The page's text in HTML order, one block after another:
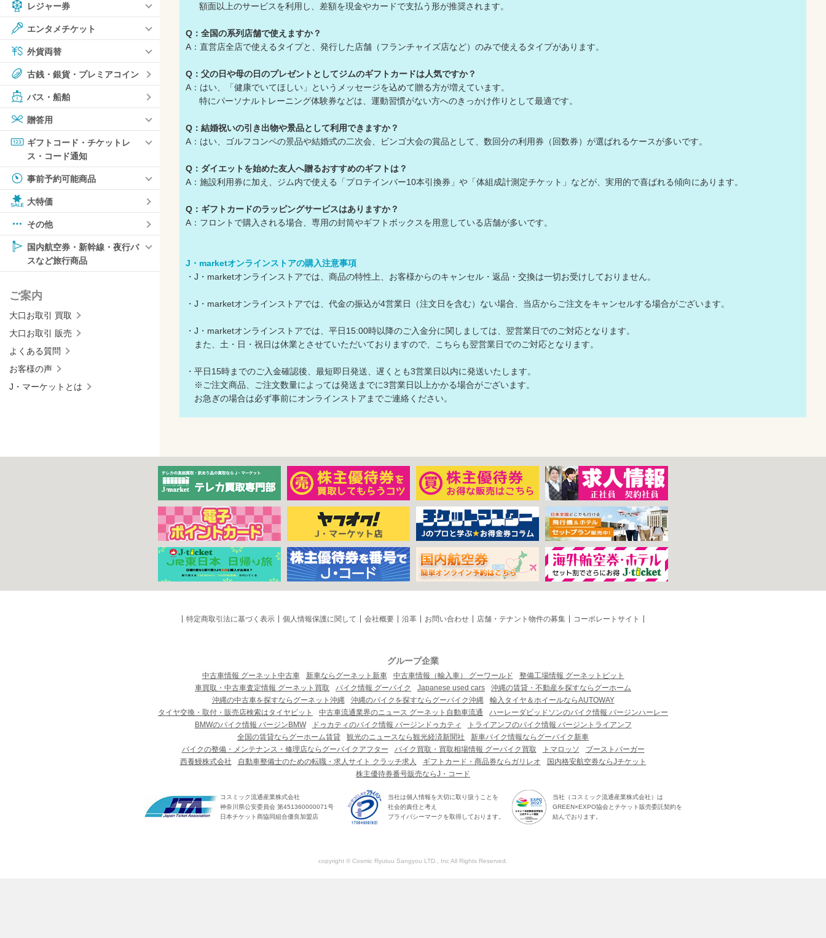
レジャー券
エンタメチケット
外貨両替
古銭・銀貨・プレミアコイン
バス・船舶
贈答用
ギフトコード・チケットレ
ス・コード通知
事前予約可能商品
大特価
その他
国内航空券・新幹線・夜行バ
スなど旅行商品
ご案内
大口お取引 買取
大口お取引 販売
よくある質問
お客様の声
J・マーケットとは
額面以上のサービスを利用し、差額を現金やカードで支払う形が推奨されます。
Q：全国の系列店舗で使えますか？
A：直営店全店で使えるタイプと、発行した店舗（フランチャイズ店など）のみで使えるタイプがあります。
Q：父の日や母の日のプレゼントとしてジムのギフトカードは人気ですか？
A：はい、「健康でいてほしい」というメッセージを込めて贈る方が増えています。
特にパーソナルトレーニング体験券などは、運動習慣がない方へのきっかけ作りとして最適です。
Q：結婚祝いの引き出物や景品として利用できますか？
A：はい、ゴルフコンペの景品や結婚式の二次会、ビンゴ大会の賞品として、数回分の利用券（回数券）が選ばれるケースが多いです。
Q：ダイエットを始めた友人へ贈るおすすめのギフトは？
A：施設利用券に加え、ジム内で使える「プロテインバー10本引換券」や「体組成計測定チケット」などが、実用的で喜ばれる傾向にあります。
Q：ギフトカードのラッピングサービスはありますか？
A：フロントで購入される場合、専用の封筒やギフトボックスを用意している店舗が多いです。
J・marketオンラインストアの購入注意事項
・J・marketオンラインストアでは、商品の特性上、お客様からのキャンセル・返品・交換は一切お受けしておりません。
・J・marketオンラインストアでは、代金の振込が4営業日（注文日を含む）ない場合、当店からご注文をキャンセルする場合がございます。
・J・marketオンラインストアでは、平日15:00時以降のご入金分に関しましては、翌営業日でのご対応となります。
また、土・日・祝日は休業とさせていただいておりますので、こちらも翌営業日でのご対応となります。
・平日15時までのご入金確認後、最短即日発送、遅くとも3営業日以内に発送いたします。
※ご注文商品、ご注文数量によっては発送までに3営業日以上かかる場合がございます。
お急ぎの場合は必ず事前にオンラインストアまでご連絡ください。
特定商取引法に基づく表示 個人情報保護に関して 会社概要 沿革 お問い合わせ 店舗・テナント物件の募集 コーポレートサイト
グループ企業
中古車情報 グーネット中古車 新車ならグーネット新車 中古車情報（輸入車） グーワールド
整備工場情報 グーネットピット
車買取・中古車査定情報 グーネット買取
バイク情報 グーバイク Japanese used cars
沖縄の賃貸・不動産を探すならグーホーム
沖縄の中古車を探すならグーネット沖縄
沖縄のバイクを探すならグーバイク沖縄
輸入タイヤ＆ホイールならAUTOWAY
タイヤ交換・取付・販売店検索はタイヤピット
中古車流通業界のニュース グーネット自動車流通
ハーレーダビッドソンのバイク情報 バージンハーレー
BMWのバイク情報 バージンBMW
ドゥカティのバイク情報 バージンドゥカティ
トライアンフのバイク情報 バージントライアンフ
全国の賃貸ならグーホーム賃貸
観光のニュースなら観光経済新聞社
新車バイク情報ならグーバイク新車
バイクの整備・メンテナンス・修理店ならグーバイクアフター
バイク買取・買取相場情報 グーバイク買取 トマロッソ
ブーストバーガー
西養鰻株式会社
自動車整備士のための転職・求人サイト クラッチ求人 ギフトカード・商品券ならガリレオ
国内格安航空券ならJチケット
株主優待券番号販売ならJ・コード
コスミック流通産業株式会社
神奈川県公安委員会 第451360000071号
日本チケット商協同組合優良加盟店
当社は個人情報を大切に取り扱うことを
社会的責任と考え
プライバシーマークを取得しております。
当社（コスミック流通産業株式会社）は
GREEN×EXPO協会とチケット販売委託契約を
結んでおります。
copyright © Cosmic Ryutuu Sangyou LTD., Inc All Rights Reserved.